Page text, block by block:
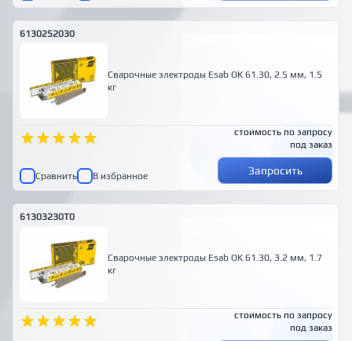
6130252030
Сварочные электроды Esab OK 61.30, 2.5 мм, 1.5
кг
стоимость по запросу
под заказ
Сравнить В избранное Запросить
61303230T0
Сварочные электроды Esab OK 61.30, 3.2 мм, 1.7
кг
стоимость по запросу
под заказ